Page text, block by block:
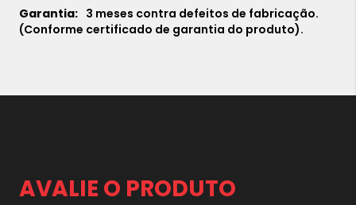
3 meses contra defeitos de fabricação.
(Conforme certificado de garantia do produto).
AVALIE O PRODUTO